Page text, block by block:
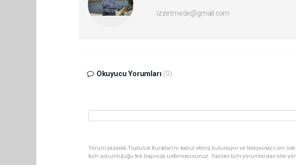
izzetmede@gmail.com
Okuyucu Yorumları (0)
Yorum yazarak Topluluk Kuralları’nı kabul etmiş bulunuyor ve trakyaolay.com
tüm sorumluluğu tek başınıza üstleniyorsunuz. Yazılan tüm yorumlardan site